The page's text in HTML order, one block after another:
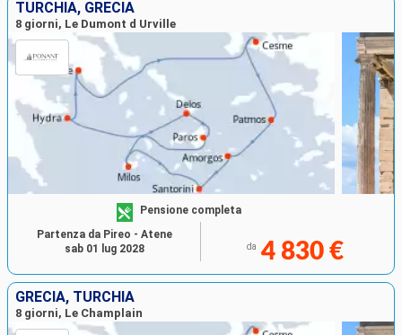
TURCHIA, GRECIA
8 giorni, Le Dumont d Urville
Pensione completa
da 4 830 €
Partenza da Pireo - Atene
sab 01 lug 2028
GRECIA, TURCHIA
8 giorni, Le Champlain